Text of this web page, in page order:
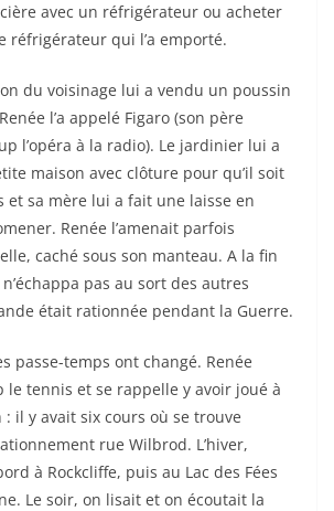
avec un réfrigérateur ou acheter
réfrigérateur qui l’a emporté.
du voisinage lui a vendu un poussin
l’a appelé Figaro (son père
l’opéra à la radio). Le jardinier lui a
maison avec clôture pour qu’il soit
et sa mère lui a fait une laisse en
Renée l’amenait parfois
caché sous son manteau. A la fin
pas au sort des autres
était rationnée pendant la Guerre.
passe-temps ont changé. Renée
le tennis et se rappelle y avoir joué à
: il y avait six cours où se trouve
rue Wilbrod. L’hiver,
à Rockcliffe, puis au Lac des Fées
Le soir, on lisait et on écoutait la